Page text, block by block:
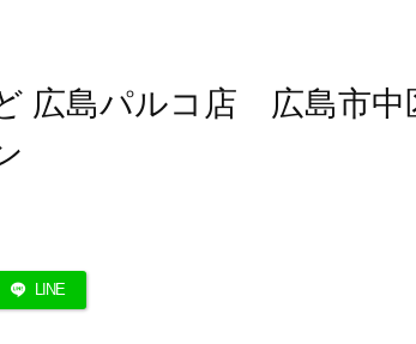
広島パルコ店 広島市中
LINE